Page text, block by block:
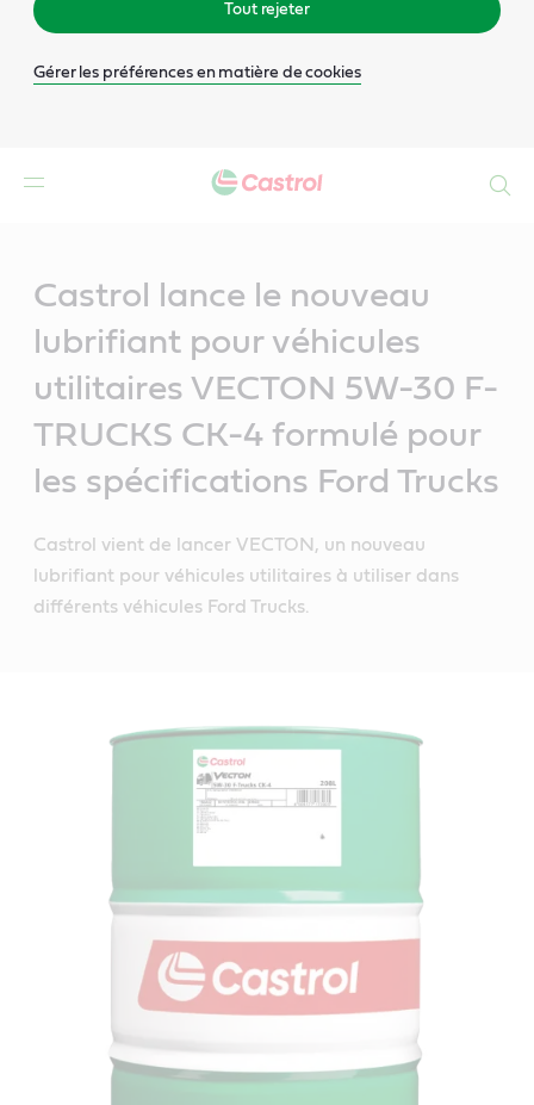
Tout rejeter
Gérer les préférences en matière de cookies
Castrol lance le nouveau
lubrifiant pour véhicules
utilitaires VECTON 5W-30 F-
TRUCKS CK-4 formulé pour
les spécifications Ford Trucks
Castrol vient de lancer VECTON, un nouveau
lubrifiant pour véhicules utilitaires à utiliser dans
différents véhicules Ford Trucks.